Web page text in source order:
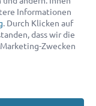
Informationen
. Durch Klicken auf
dass wir die
Zwecken